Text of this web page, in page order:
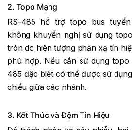
2. Topo Mạng
RS-485 hỗ trợ topo bus
không khuyến nghị sử dụng
tròn do hiện tượng phản xạ tín
phù hợp. Nếu cần sử dụng
485 đặc biệt có thể được sử
chiều giữa các nhánh.
3. Kết Thúc và Đệm Tín Hiệu